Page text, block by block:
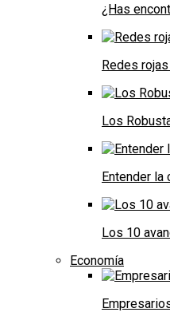
¿Has
Redes
Los
Entender
Los 10
Economía